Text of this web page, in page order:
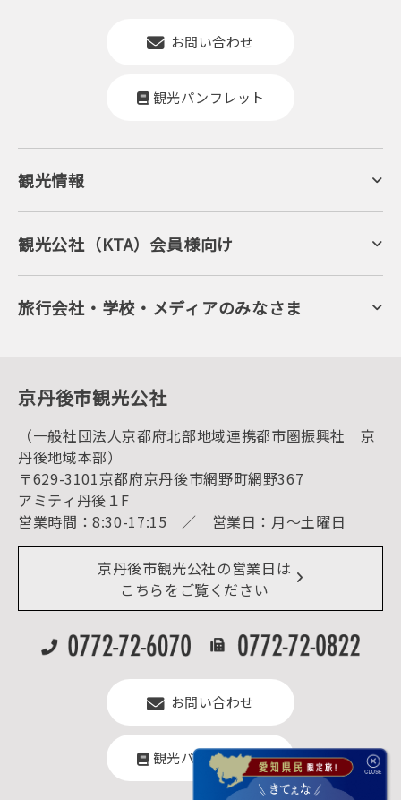
お問い合わせ
観光パンフレット
観光情報
京丹後について
ジオパークの絶景
キャンプ・グランピング
自然景観
旬の食
フルーツ
美術館・資料館
観光
海水浴
キャンプ
お宿探し
宿泊・日帰り予約（空室検索）
予約照会・予約キャンセル
宿泊施設一覧（お宿比較ページ）
アクセス
お知らせ
イベント情報
デジタル観光パンフレット
リアルタイム道路情報
よくある質問
観光公社（KTA）会員様向け
KTA会員コミュニティ
会員向けサービス
KTAニュースレター
会員加入・会員情報（会員規程）
旅行会社・学校・メディアのみなさま
プレスリリース
京丹後市観光公社
（一般社団法人京都府北部地域連携都市圏振興社 京
丹後地域本部）
〒629-3101京都府京丹後市網野町網野367
アミティ丹後１F
営業時間：8:30-17:15 ／ 営業日：月～土曜日
京丹後市観光公社の営業日は
こちらをご覧ください
お問い合わせ
観光パンフレット